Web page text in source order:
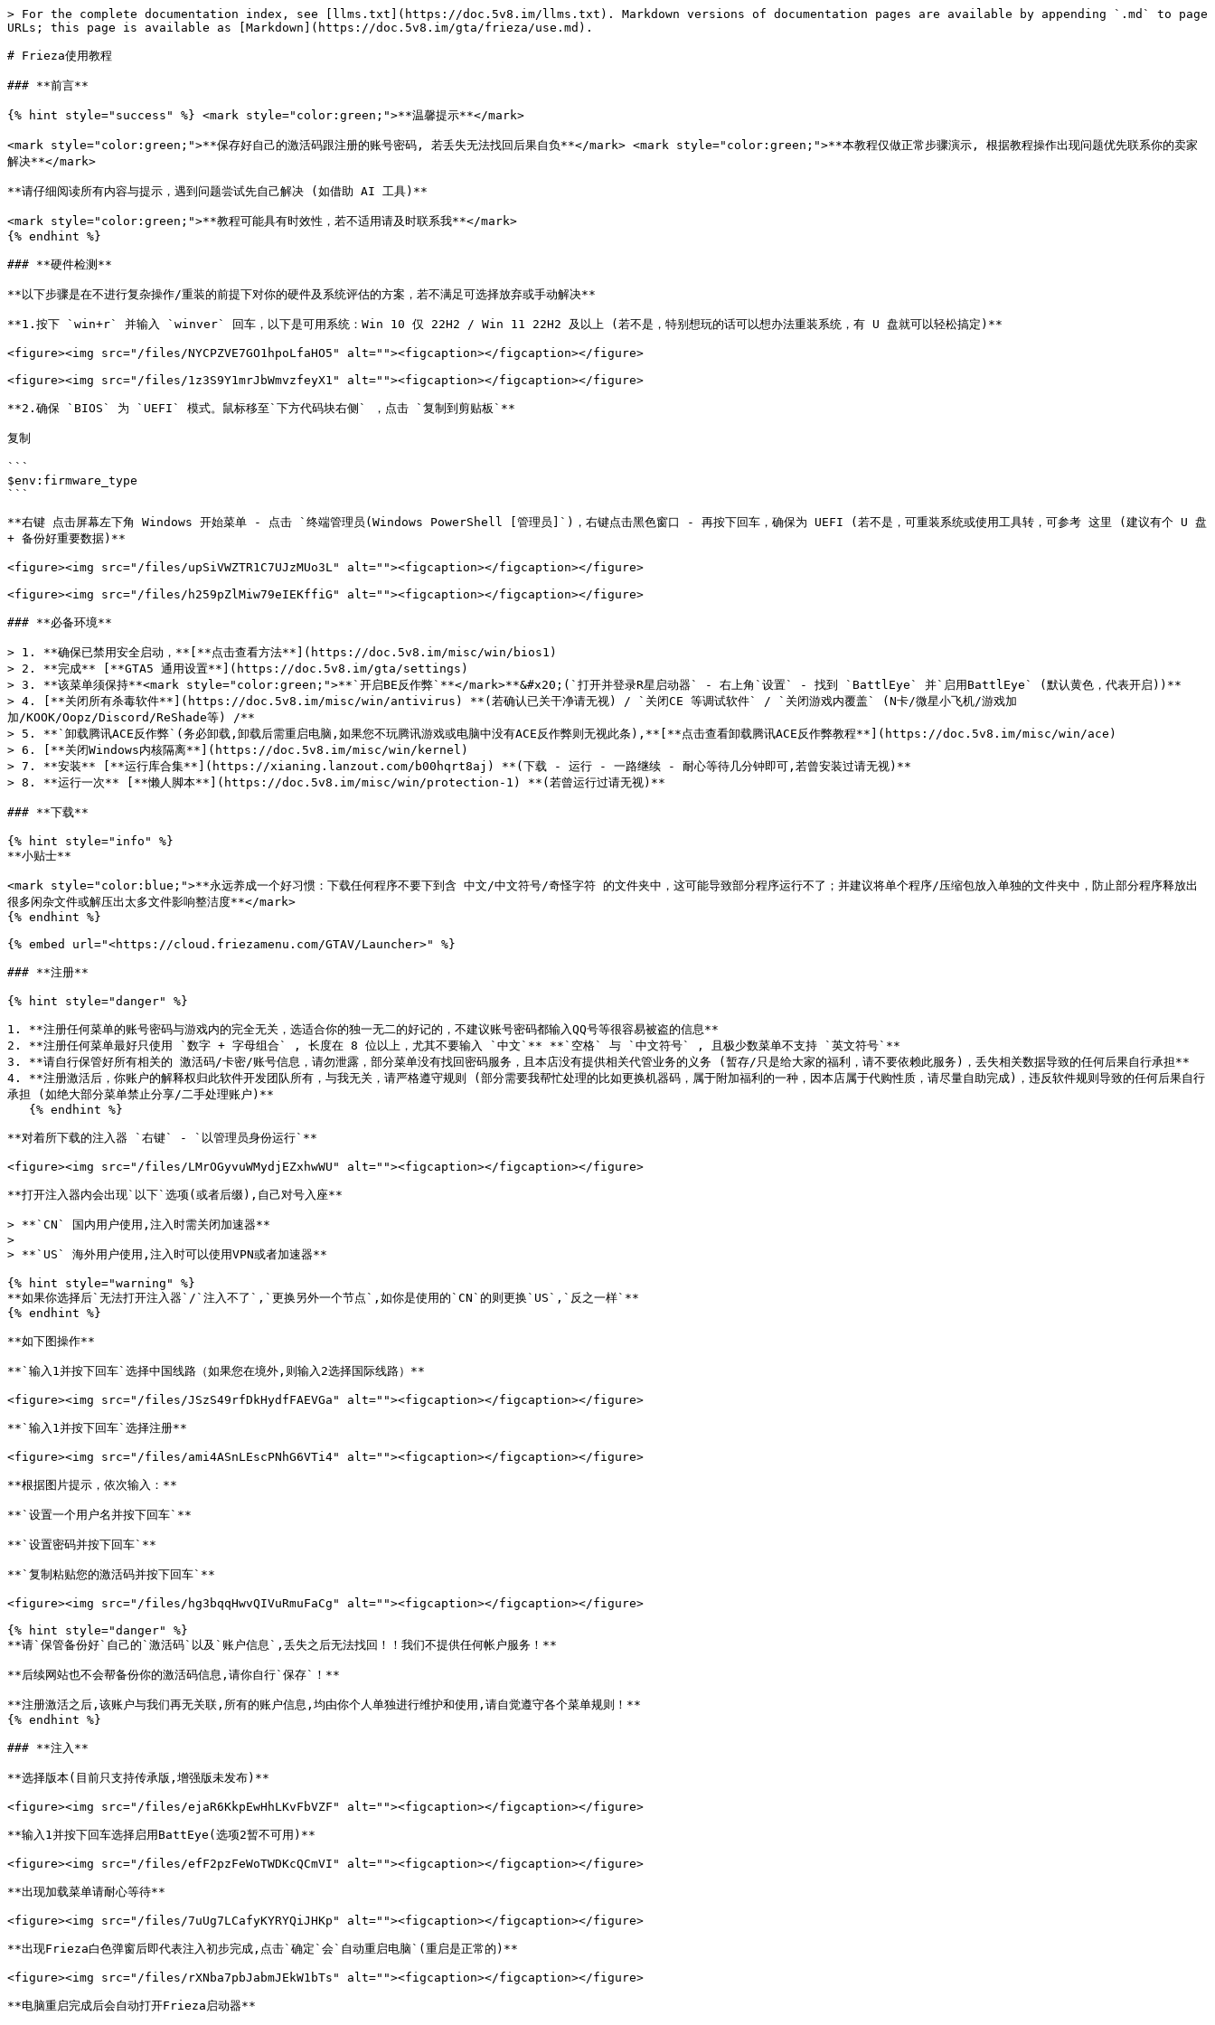
> For the complete documentation index, see [llms.txt](https://doc.5v8.im/llms.txt). Markdown versions of documentation pages are available by appending `.md` to page
URLs; this page is available as [Markdown](https://doc.5v8.im/gta/frieza/use.md).
# Frieza使用教程
### **前言**
{% hint style="success" %} <mark style="color:green;">**温馨提示**</mark>
<mark style="color:green;">**保存好自己的激活码跟注册的账号密码, 若丢失无法找回后果自负**</mark> <mark style="color:green;">**本教程仅做正常步骤演示, 根据教程操作出现问题优先联系你的卖家
解决**</mark>
**请仔细阅读所有内容与提示，遇到问题尝试先自己解决 (如借助 AI 工具)**
<mark style="color:green;">**教程可能具有时效性，若不适用请及时联系我**</mark>
{% endhint %}
### **硬件检测**
**以下步骤是在不进行复杂操作/重装的前提下对你的硬件及系统评估的方案，若不满足可选择放弃或手动解决**
**1.按下 `win+r` 并输入 `winver` 回车，以下是可用系统：Win 10 仅 22H2 / Win 11 22H2 及以上 (若不是，特别想玩的话可以想办法重装系统，有 U 盘就可以轻松搞定)**
<figure><img src="/files/NYCPZVE7GO1hpoLfaHO5" alt=""><figcaption></figcaption></figure>
<figure><img src="/files/1z3S9Y1mrJbWmvzfeyX1" alt=""><figcaption></figcaption></figure>
**2.确保 `BIOS` 为 `UEFI` 模式。鼠标移至`下方代码块右侧` ，点击 `复制到剪贴板`**
复制
```
$env:firmware_type
```
**右键 点击屏幕左下角 Windows 开始菜单 - 点击 `终端管理员(Windows PowerShell [管理员]`)，右键点击黑色窗口 - 再按下回车，确保为 UEFI (若不是，可重装系统或使用工具转，可参考 这里 (建议有个 U 盘
+ 备份好重要数据)**
<figure><img src="/files/upSiVWZTR1C7UJzMUo3L" alt=""><figcaption></figcaption></figure>
<figure><img src="/files/h259pZlMiw79eIEKffiG" alt=""><figcaption></figcaption></figure>
### **必备环境**
> 1. **确保已禁用安全启动，**[**点击查看方法**](https://doc.5v8.im/misc/win/bios1)
> 2. **完成** [**GTA5 通用设置**](https://doc.5v8.im/gta/settings)
> 3. **该菜单须保持**<mark style="color:green;">**`开启BE反作弊`**</mark>**&#x20;(`打开并登录R星启动器` - 右上角`设置` - 找到 `BattlEye` 并`启用BattlEye` (默认黄色，代表开启))**
> 4. [**关闭所有杀毒软件**](https://doc.5v8.im/misc/win/antivirus) **(若确认已关干净请无视) / `关闭CE 等调试软件` / `关闭游戏内覆盖` (N卡/微星小飞机/游戏加
加/KOOK/Oopz/Discord/ReShade等) /**
> 5. **`卸载腾讯ACE反作弊`(务必卸载,卸载后需重启电脑,如果您不玩腾讯游戏或电脑中没有ACE反作弊则无视此条),**[**点击查看卸载腾讯ACE反作弊教程**](https://doc.5v8.im/misc/win/ace)
> 6. [**关闭Windows内核隔离**](https://doc.5v8.im/misc/win/kernel)
> 7. **安装** [**运行库合集**](https://xianing.lanzout.com/b00hqrt8aj) **(下载 - 运行 - 一路继续 - 耐心等待几分钟即可,若曾安装过请无视)**
> 8. **运行一次** [**懒人脚本**](https://doc.5v8.im/misc/win/protection-1) **(若曾运行过请无视)**
### **下载**
{% hint style="info" %}
**小贴士**
<mark style="color:blue;">**永远养成一个好习惯：下载任何程序不要下到含 中文/中文符号/奇怪字符 的文件夹中，这可能导致部分程序运行不了；并建议将单个程序/压缩包放入单独的文件夹中，防止部分程序释放出
很多闲杂文件或解压出太多文件影响整洁度**</mark>
{% endhint %}
{% embed url="<https://cloud.friezamenu.com/GTAV/Launcher>" %}
### **注册**
{% hint style="danger" %}
1. **注册任何菜单的账号密码与游戏内的完全无关，选适合你的独一无二的好记的，不建议账号密码都输入QQ号等很容易被盗的信息**
2. **注册任何菜单最好只使用 `数字 + 字母组合` , 长度在 8 位以上，尤其不要输入 `中文`** **`空格` 与 `中文符号` , 且极少数菜单不支持 `英文符号`**
3. **请自行保管好所有相关的 激活码/卡密/账号信息，请勿泄露，部分菜单没有找回密码服务，且本店没有提供相关代管业务的义务 (暂存/只是给大家的福利，请不要依赖此服务)，丢失相关数据导致的任何后果自行承担**
4. **注册激活后，你账户的解释权归此软件开发团队所有，与我无关，请严格遵守规则 (部分需要我帮忙处理的比如更换机器码，属于附加福利的一种，因本店属于代购性质，请尽量自助完成)，违反软件规则导致的任何后果自行
承担 (如绝大部分菜单禁止分享/二手处理账户)**
**对着所下载的注入器 `右键` - `以管理员身份运行`**
<figure><img src="/files/LMrOGyvuWMydjEZxhwWU" alt=""><figcaption></figcaption></figure>
**打开注入器内会出现`以下`选项(或者后缀),自己对号入座**
> **`CN` 国内用户使用,注入时需关闭加速器**
>
> **`US` 海外用户使用,注入时可以使用VPN或者加速器**
{% hint style="warning" %}
**如果你选择后`无法打开注入器`/`注入不了`,`更换另外一个节点`,如你是使用的`CN`的则更换`US`,`反之一样`**
{% endhint %}
**如下图操作**
**`输入1并按下回车`选择中国线路（如果您在境外,则输入2选择国际线路）**
<figure><img src="/files/JSzS49rfDkHydfFAEVGa" alt=""><figcaption></figcaption></figure>
**`输入1并按下回车`选择注册**
<figure><img src="/files/ami4ASnLEscPNhG6VTi4" alt=""><figcaption></figcaption></figure>
**根据图片提示，依次输入：**
**`设置一个用户名并按下回车`**
**`设置密码并按下回车`**
**`复制粘贴您的激活码并按下回车`**
<figure><img src="/files/hg3bqqHwvQIVuRmuFaCg" alt=""><figcaption></figcaption></figure>
{% hint style="danger" %}
**请`保管备份好`自己的`激活码`以及`账户信息`,丢失之后无法找回！！我们不提供任何帐户服务！**
**后续网站也不会帮备份你的激活码信息,请你自行`保存`！**
**注册激活之后,该账户与我们再无关联,所有的账户信息,均由你个人单独进行维护和使用,请自觉遵守各个菜单规则！**
{% endhint %}
### **注入**
**选择版本(目前只支持传承版,增强版未发布)**
<figure><img src="/files/ejaR6KkpEwHhLKvFbVZF" alt=""><figcaption></figcaption></figure>
**输入1并按下回车选择启用BattEye(选项2暂不可用)**
<figure><img src="/files/efF2pzFeWoTWDKcQCmVI" alt=""><figcaption></figcaption></figure>
**出现加载菜单请耐心等待**
<figure><img src="/files/7uUg7LCafyKYRYQiJHKp" alt=""><figcaption></figcaption></figure>
**出现Frieza白色弹窗后即代表注入初步完成,点击`确定`会`自动重启电脑`(重启是正常的)**
<figure><img src="/files/rXNba7pbJabmJEkW1bTs" alt=""><figcaption></figcaption></figure>
**电脑重启完成后会自动打开Frieza启动器**